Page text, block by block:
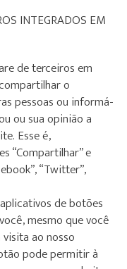
INTEGRADOS EM
de terceiros em
o
pessoas ou informá-
ou sua opinião a
Esse é,
“Compartilhar” e
“Twitter”,
de botões
mesmo que você
ao nosso
pode permitir à